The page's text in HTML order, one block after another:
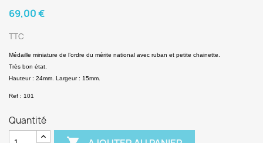
69,00 €
TTC
Médaille miniature de l’ordre du mérite national avec ruban et petite chainette.
Très bon état.
Hauteur : 24mm. Largeur : 15mm.
Ref : 101
Quantité